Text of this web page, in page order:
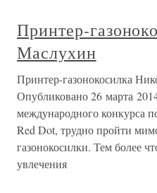
Принтер-
Маслухин
Принтер-газонокосилка
Опубликовано 26 марта
международного конкурса
Red Dot, трудно пройти
газонокосилки. Тем более
увлечения